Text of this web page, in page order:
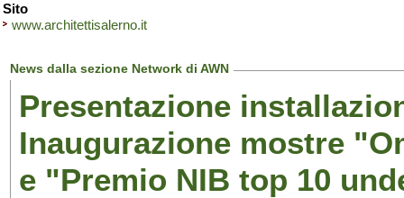
Sito
www.architettisalerno.it
News dalla sezione Network di AWN
Presentazione
Inaugurazione mostre
e "Premio NIB top 10